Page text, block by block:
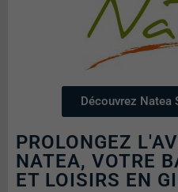
Découvrez Natea
PROLONGEZ
NATEA, VOTRE
ET LOISIRS EN